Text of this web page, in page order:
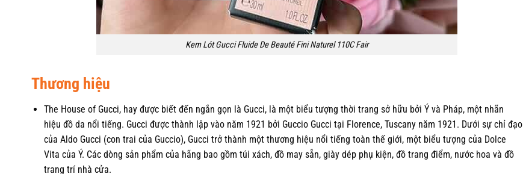
Kem Lót Gucci Fluide De Beauté Fini Naturel 110C Fair
Thương hiệu
The House of Gucci, hay được biết đến ngắn gọn là Gucci, là một biểu tượng thời trang sở hữu bởi Ý và Pháp, một nhãn
hiệu đồ da nổi tiếng. Gucci được thành lập vào năm 1921 bởi Guccio Gucci tại Florence, Tuscany năm 1921. Dưới sự chỉ đạo
của Aldo Gucci (con trai của Guccio), Gucci trở thành một thương hiệu nổi tiếng toàn thế giới, một biểu tượng của Dolce
Vita của Ý. Các dòng sản phẩm của hãng bao gồm túi xách, đồ may sẵn, giày dép phụ kiện, đồ trang điểm, nước hoa và đồ
trang trí nhà cửa.